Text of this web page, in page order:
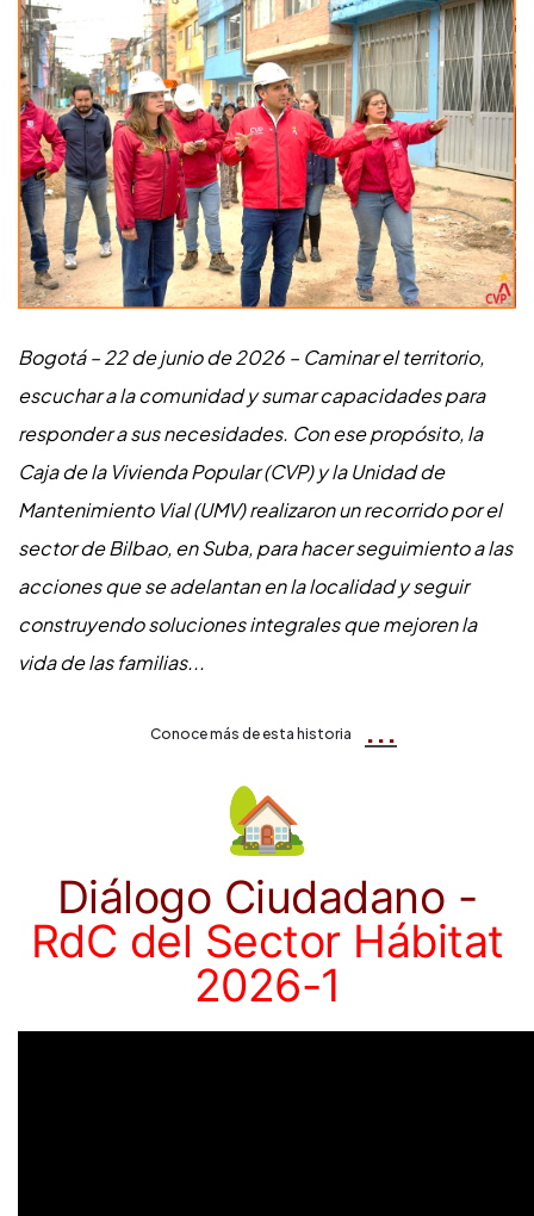
Bogotá – 22 de junio de 2026 – Caminar el territorio,
escuchar a la comunidad y sumar capacidades para
responder a sus necesidades. Con ese propósito, la
Caja de la Vivienda Popular (CVP) y la Unidad de
Mantenimiento Vial (UMV) realizaron un recorrido por el
sector de Bilbao, en Suba, para hacer seguimiento a las
acciones que se adelantan en la localidad y seguir
construyendo soluciones integrales que mejoren la
vida de las familias...
Conoce más de esta historia ...
🏡
Diálogo Ciudadano -
RdC del Sector Hábitat
2026-1